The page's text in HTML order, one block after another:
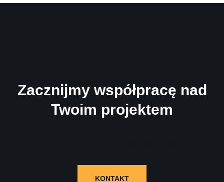
Zacznijmy współpracę nad
Twoim projektem
KONTAKT